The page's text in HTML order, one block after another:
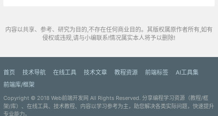
内容以共享、参考、研究为目的,不存在任何商业目的。其版权属原作者所有,如有
侵权或违规,请与小编联系!情况属实本人将予以删除!
首页 技术导航 在线工具 技术文章 教程资源 前端标签
AI工具集
前端库/框架